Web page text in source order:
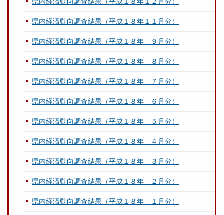
県内経済動向調査結果（平成１８年１１月分）
県内経済動向調査結果（平成１８年 ９月分）
県内経済動向調査結果（平成１８年 ８月分）
県内経済動向調査結果（平成１８年 ７月分）
県内経済動向調査結果（平成１８年 ６月分）
県内経済動向調査結果（平成１８年 ５月分）
県内経済動向調査結果（平成１８年 ４月分）
県内経済動向調査結果（平成１８年 ３月分）
県内経済動向調査結果（平成１８年 ２月分）
県内経済動向調査結果（平成１８年 １月分）